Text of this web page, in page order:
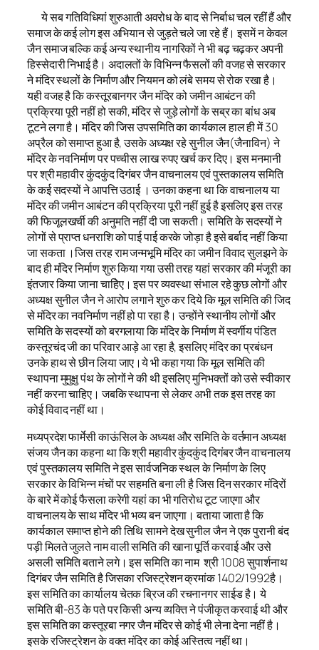
ये सब गतिविधियां शुरुआती अवरोध के बाद से निर्बाध चल रहीं हैं और
समाज के कई लोग इस अभियान से जुड़ते चले जा रहे हैं। इसमें न केवल
जैन समाज बल्कि कई अन्य स्थानीय नागरिकों ने भी बढ़ चढ़कर अपनी
हिस्सेदारी निभाई है। अदालतों के विभिन्न फैसलों की वजह से सरकार
ने मंदिर स्थलों के निर्माण और नियमन को लंबे समय से रोक रखा है।
यही वजह है कि कस्तूरबानगर जैन मंदिर को जमीन आबंटन की
प्रक्रिया पूरी नहीं हो सकी, मंदिर से जुड़े लोगों के सब्र का बांध अब
टूटने लगा है। मंदिर की जिस उपसमिति का कार्यकाल हाल ही में 30
अप्रैल को समाप्त हुआ है, उसके अध्यक्ष रहे सुनील जैन(जैनाविन) ने
मंदिर के नवनिर्माण पर पच्चीस लाख रुपए खर्च कर दिए। इस मनमानी
पर श्री महावीर कुंदकुंद दिगंबर जैन वाचनालय एवं पुस्तकालय समिति
के कई सदस्यों ने आपत्ति उठाई । उनका कहना था कि वाचनालय या
मंदिर की जमीन आबंटन की प्रक्रिया पूरी नहीं हुई है इसलिए इस तरह
की फिजूलखर्ची की अनुमति नहीं दी जा सकती। समिति के सदस्यों ने
लोगों से प्राप्त धनराशि को पाई पाई करके जोड़ा है इसे बर्बाद नहीं किया
जा सकता ।जिस तरह राम जन्मभूमि मंदिर का जमीन विवाद सुलझने के
बाद ही मंदिर निर्माण शुरु किया गया उसी तरह यहां सरकार की मंजूरी का
इंतजार किया जाना चाहिेए। इस पर व्यवस्था संभाल रहे कुछ लोगों और
अध्यक्ष सुनील जैन ने आरोप लगाने शुरु कर दिये कि मूल समिति की जिद
से मंदिर का नवनिर्माण नहीं हो पा रहा है। उन्होंने स्थानीय लोगों और
समिति के सदस्यों को बरगलाया कि मंदिर के निर्माण में स्वर्गीय पंडित
कस्तूरचंद जी का परिवार आड़े आ रहा है, इसलिए मंदिर का प्रबंधन
उनके हाथ से छीन लिया जाए।ये भी कहा गया कि मूल समिति की
स्थापना मुमुक्षु पंथ के लोगों ने की थी इसलिए मुनिभक्तों को उसे स्वीकार
नहीं करना चाहिए। जबकि स्थापना से लेकर अभी तक इस तरह का
कोई विवाद नहीं था।
मध्यप्रदेश फार्मेसी काऊंसिल के अध्यक्ष और समिति के वर्तमान अध्यक्ष
संजय जैन का कहना था कि श्री महावीर कुंदकुंद दिगंबर जैन वाचनालय
एवं पुस्तकालय समिति ने इस सार्वजनिक स्थल के निर्माण के लिए
सरकार के विभिन्न मंचों पर सहमति बना ली है जिस दिन सरकार मंदिरों
के बारे में कोई फैसला करेगी यहां का भी गतिरोध टूट जाएगा और
वाचनालय के साथ मंदिर भी भव्य बन जाएगा। बताया जाता है कि
कार्यकाल समाप्त होने की तिथि सामने देख सुनील जैन ने एक पुरानी बंद
पड़ी मिलते जुलते नाम वाली समिति की खाना पूर्ति करवाई और उसे
असली समिति बताने लगे। इस समिति का नाम श्री 1008 सुपार्शनाथ
दिगंबर जैन समिति है जिसका रजिस्ट्रेशन क्रमांक 1402/1992है।
इस समिति का कार्यालय चेतक ब्रिज की रचनानगर साईड है। ये
समिति बी-83 के पते पर किसी अन्य व्यक्ति ने पंजीकृत करवाई थी और
इस समिति का कस्तूरबा नगर जैन मंदिर से कोई भी लेना देना नहीं है।
इसके रजिस्ट्रेशन के वक्त मंदिर का कोई अस्तित्व नहीं था।